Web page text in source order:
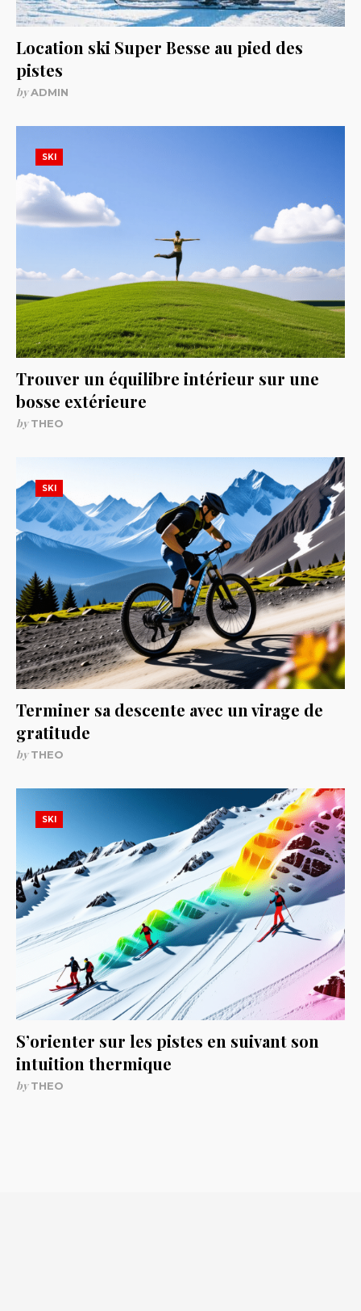
Location ski Super Besse au pied des
pistes
byADMIN
SKI
Trouver un équilibre intérieur sur une
bosse extérieure
byTHEO
SKI
Terminer sa descente avec un virage de
gratitude
byTHEO
SKI
S’orienter sur les pistes en suivant son
intuition thermique
byTHEO